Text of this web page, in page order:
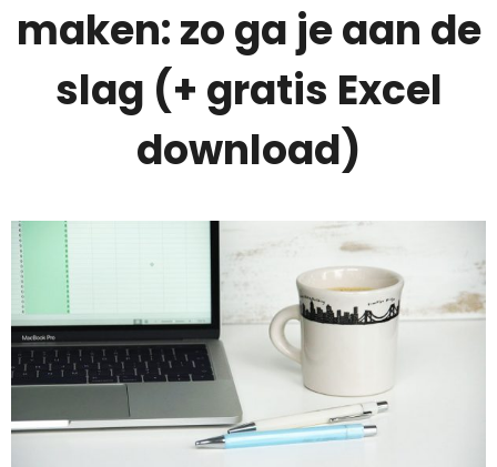
maken: zo ga je aan de
slag (+ gratis Excel
download)